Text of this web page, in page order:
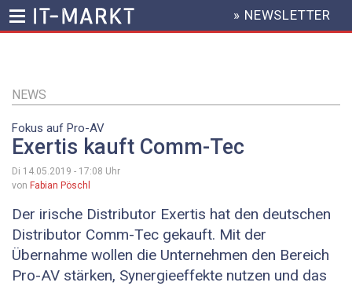
Inhalt
HEADER
MENU
» NEWSLETTER
NEWS
Fokus auf Pro-AV
Exertis kauft Comm-Tec
Di 14.05.2019 - 17:08 Uhr
von Fabian Pöschl
Der irische Distributor Exertis hat den deutschen
Distributor Comm-Tec gekauft. Mit der
Übernahme wollen die Unternehmen den Bereich
Pro-AV stärken, Synergieeffekte nutzen und das